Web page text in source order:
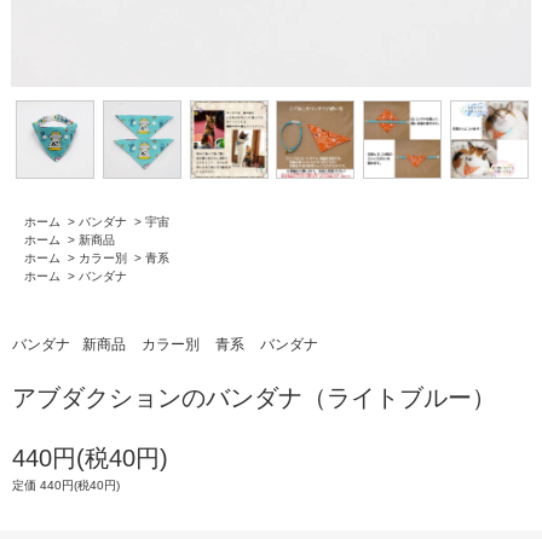
ホーム > バンダナ > 宇宙
ホーム
> 新商品
ホーム
> カラー別 > 青系
ホーム
> バンダナ
バンダナ 新商品 カラー別 青系 バンダナ
アブダクションのバンダナ（ライトブルー）
440円(税40円)
定価 440円(税40円)